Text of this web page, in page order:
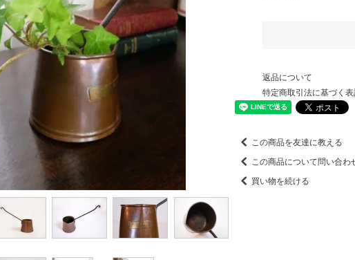
返品について
特定商取引法に基づく
この商品を友達に教える
この商品について問い合わ
買い物を続ける